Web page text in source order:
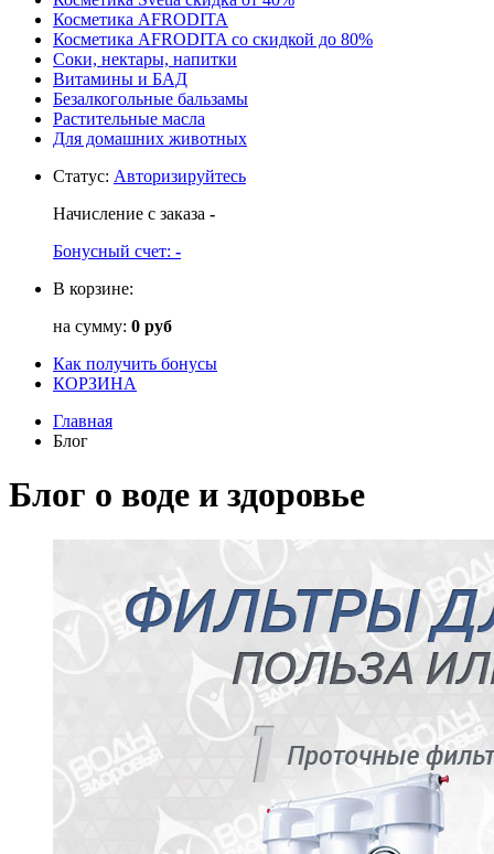
Косметика AFRODITA
Косметика AFRODITA со скидкой до 80%
Соки, нектары, напитки
Витамины и БАД
Безалкогольные бальзамы
Растительные масла
Для домашних животных
Статус: Авторизируйтесь
Начисление с заказа -
Бонусный счет: -
В корзине:
на сумму: 0 руб
Как получить бонусы
КОРЗИНА
Главная
Блог
Блог о воде и здоровье